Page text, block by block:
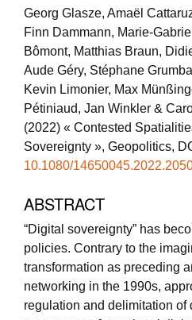
Georg Glasze, Amaël
Finn Dammann, Marie-
Bômont, Matthias Braun,
Aude Géry, Stéphane
Kevin Limonier, Max
Pétiniaud, Jan Winkler &
(2022) « Contested
Sovereignty », Geopolitics,
10.1080/
ABSTRACT
“Digital sovereignty” has
policies. Contrary to the
transformation as preceding
networking in the 1990s,
regulation and delimitation of